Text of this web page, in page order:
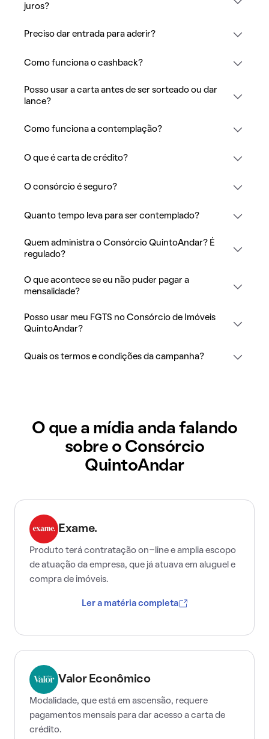
juros?
Preciso dar entrada para aderir?
Como funciona o cashback?
Posso usar a carta antes de ser sorteado ou dar
lance?
Como funciona a contemplação?
O que é carta de crédito?
O consórcio é seguro?
Quanto tempo leva para ser contemplado?
Quem administra o Consórcio QuintoAndar? É
regulado?
O que acontece se eu não puder pagar a
mensalidade?
Posso usar meu FGTS no Consórcio de Imóveis
QuintoAndar?
Quais os termos e condições da campanha?
O que a mídia anda falando
sobre o Consórcio
QuintoAndar
Exame.
Produto terá contratação on-line e amplia escopo
de atuação da empresa, que já atuava em aluguel e
compra de imóveis.
Ler a matéria completa
Valor Econômico
Modalidade, que está em ascensão, requere
pagamentos mensais para dar acesso a carta de
crédito.